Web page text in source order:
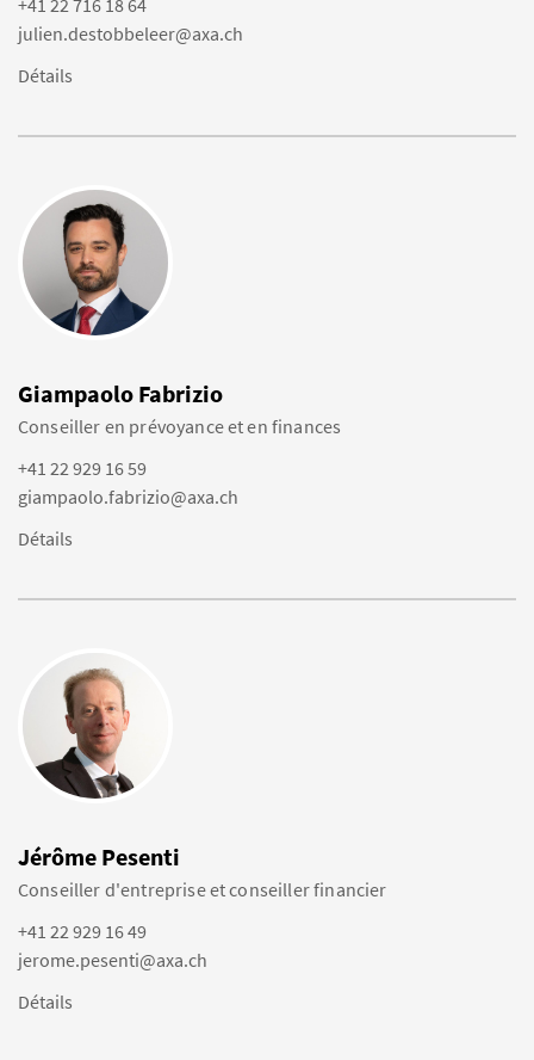
+41 22 716 18 64
julien.destobbeleer@axa.ch
Détails
Giampaolo Fabrizio
Conseiller en prévoyance et en finances
+41 22 929 16 59
giampaolo.fabrizio@axa.ch
Détails
Jérôme Pesenti
Conseiller d'entreprise et conseiller financier
+41 22 929 16 49
jerome.pesenti@axa.ch
Détails